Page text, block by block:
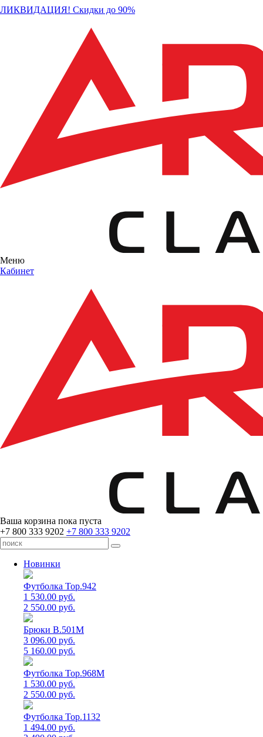
ЛИКВИДАЦИЯ! Скидки до 90%
Меню
Кабинет
Ваша корзина пока пуста
+7 800 333 9202 +7 800 333 9202
Новинки
Футболка Top.942
1 530.00 руб.
2 550.00 руб.
Брюки B.501M
3 096.00 руб.
5 160.00 руб.
Футболка Top.968M
1 530.00 руб.
2 550.00 руб.
Футболка Top.1132
1 494.00 руб.